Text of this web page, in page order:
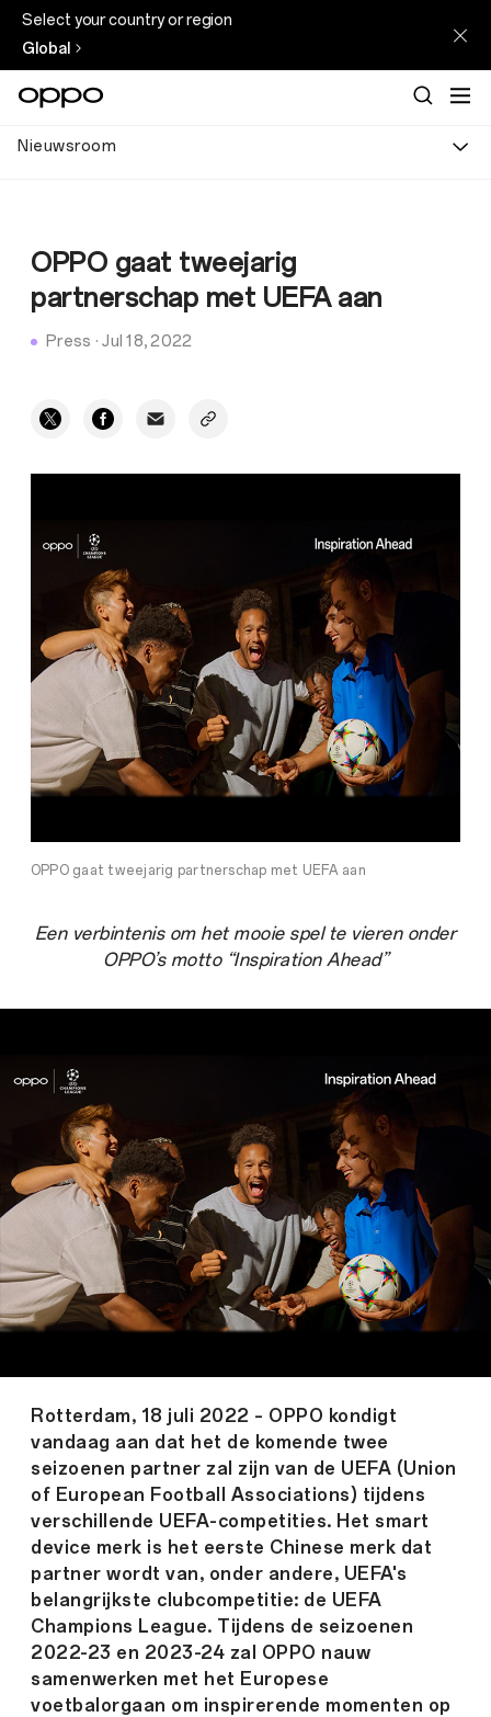
Select your country or region
Global
Nieuwsroom
OPPO gaat tweejarig
partnerschap met UEFA aan
Press ·Jul 18, 2022
OPPO gaat tweejarig partnerschap met UEFA aan
Een verbintenis om het mooie spel te vieren onder
OPPO’s motto “Inspiration Ahead”
Rotterdam, 18 juli 2022 – OPPO kondigt
vandaag aan dat het de komende twee
seizoenen partner zal zijn van de UEFA (Union
of European Football Associations) tijdens
verschillende UEFA-competities. Het smart
device merk is het eerste Chinese merk dat
partner wordt van, onder andere, UEFA's
belangrijkste clubcompetitie: de UEFA
Champions League. Tijdens de seizoenen
2022-23 en 2023-24 zal OPPO nauw
samenwerken met het Europese
voetbalorgaan om inspirerende momenten op